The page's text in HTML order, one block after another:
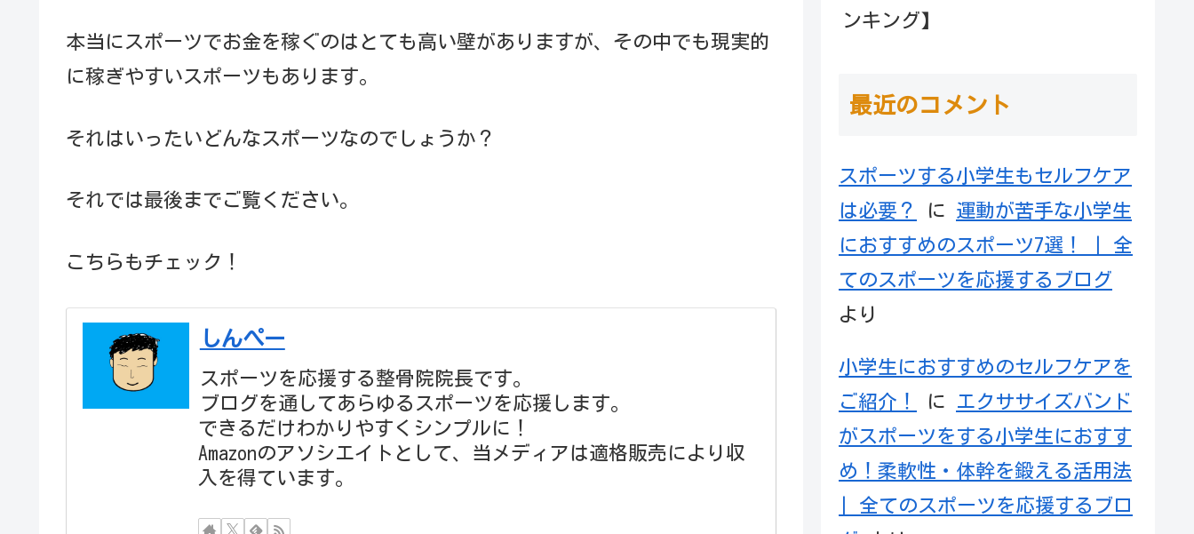
本当にスポーツでお金を稼ぐのはとても高い壁がありますが、その中でも現実的
に稼ぎやすいスポーツもあります。
それはいったいどんなスポーツなのでしょうか？
それでは最後までご覧ください。
こちらもチェック！
しんぺー
スポーツを応援する整骨院院長です。
ブログを通してあらゆるスポーツを応援します。
できるだけわかりやすくシンプルに！
Amazonのアソシエイトとして、当メディアは適格販売により収
入を得ています。
ンキング】
最近のコメント
スポーツする小学生もセルフケア
は必要？
に 運動が苦手な小学生
におすすめのスポーツ7選！ | 全
てのスポーツを応援するブログ
より
小学生におすすめのセルフケアを
ご紹介！
に エクササイズバンド
がスポーツをする小学生におすす
め！柔軟性・体幹を鍛える活用法
| 全てのスポーツを応援するブロ